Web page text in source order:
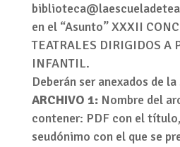
en el “Asunto” XXXII
TEATRALES DIRIGIDOS A
INFANTIL.
Deberán ser anexados de
ARCHIVO 1:Nombre del
contener: PDF con el
seudónimo con el que se